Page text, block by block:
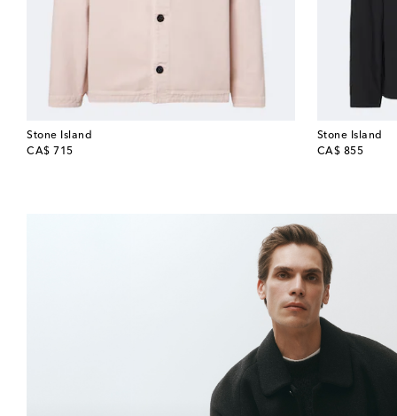
Stone Island
CA$ 715
original price
Stone Island
CA$ 855
original price